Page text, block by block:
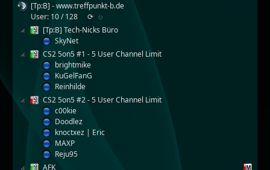
[Tp:B] - www.treffpunkt-b.de
User: 10 / 128
⟳ ◌
[Tp:B] Tech-Nicks Büro
SkyNet
CS2 5on5 #1 - 5 User Channel Limit
brightmike
KuGelFanG
Reinhilde
CS2 5on5 #2 - 5 User Channel Limit
c00kie
Doodlez
knoctxez | Eric
MAXP
Reju95
AFK